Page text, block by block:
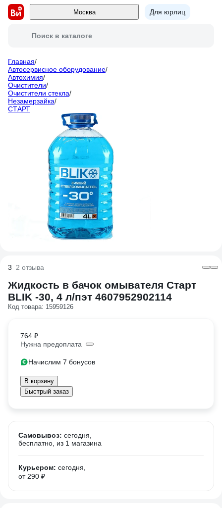
Москва Для юрлиц
Поиск в каталоге
Главная/
Автосервисное оборудование/
Автохимия/
Очистители/
Очистители стекла/
Незамерзайка/
СТАРТ
3 2 отзыва
Жидкость в бачок омывателя Старт
BLIK -30, 4 л/пэт 4607952902114
Код товара: 15959126
764 ₽
Нужна предоплата
Начислим 7 бонусов
В корзину
Быстрый заказ
Самовывоз: сегодня,
бесплатно , из 1 магазина
Курьером: сегодня,
от 290 ₽